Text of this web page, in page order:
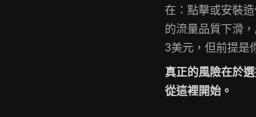
在：點擊或安裝
的流量品質下滑
3美元，但前提是
真正的風險在於
從這裡開始。